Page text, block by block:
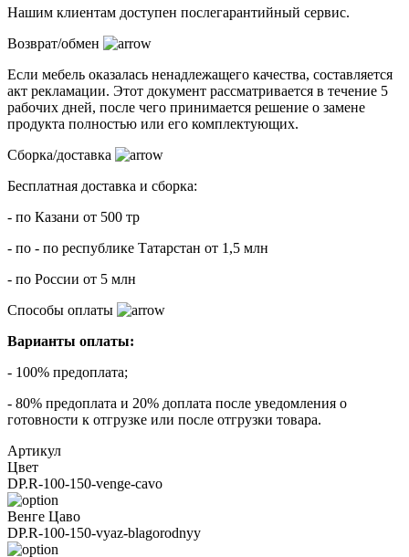
Нашим клиентам доступен послегарантийный сервис.
Возврат/обмен
Если мебель оказалась ненадлежащего качества, составляется
акт рекламации. Этот документ рассматривается в течение 5
рабочих дней, после чего принимается решение о замене
продукта полностью или его комплектующих.
Сборка/доставка
Бесплатная доставка и сборка:
- по Казани от 500 тр
- по - по республике Татарстан от 1,5 млн
- по России от 5 млн
Способы оплаты
Варианты оплаты:
- 100% предоплата;
- 80% предоплата и 20% доплата после уведомления о
готовности к отгрузке или после отгрузки товара.
Артикул
Цвет
DP.R-100-150-venge-cavo
Венге Цаво
DP.R-100-150-vyaz-blagorodnyy